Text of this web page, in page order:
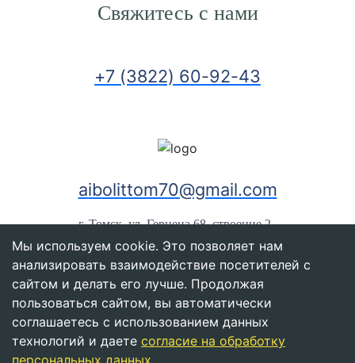
Мы используем cookie. Это позволяет нам
анализировать взаимодействие посетителей с
сайтом и делать его лучше. Продолжая
пользоваться сайтом, вы автоматически
соглашаетесь с использованием данных
технологий и даете согласие на обработку
персональных данных
aibolittom70@gmail.com
г. Томск, ул. Герцена 68, строение 2
Политика обработки персональных данных
Информация и цены, представленные на сайте,
являются справочными и не являются публичной
Свяжитесь с нами
+7 (3822) 60-92-43